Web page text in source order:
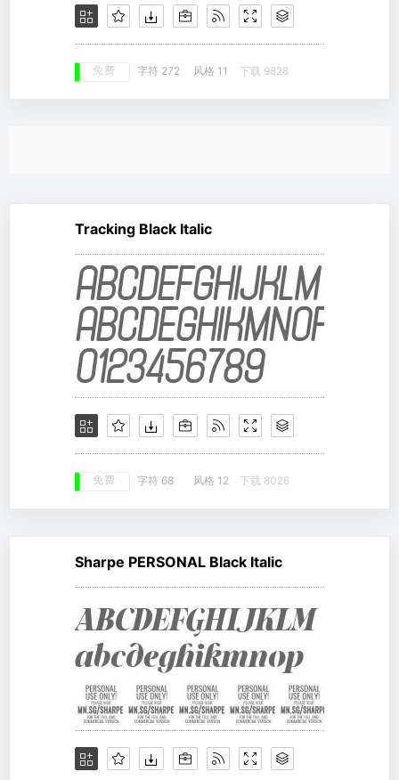
免费 字符 272 风格 11 下载 9828
Tracking Black Italic
免费 字符 68 风格 12 下载 8026
Sharpe PERSONAL Black Italic